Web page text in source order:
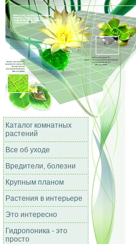
Каталог комнатных
растений
Все об уходе
Вредители, болезни
Крупным планом
Растения в интерьере
Это интересно
Гидропоника - это
просто